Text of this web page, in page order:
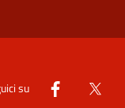
su